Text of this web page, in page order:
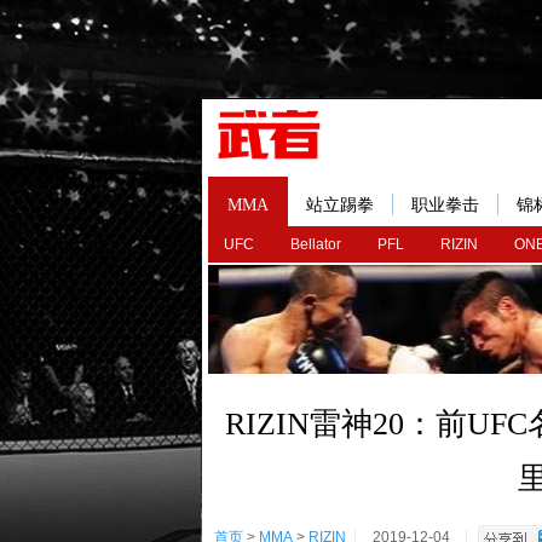
MMA
UFC Bellator PFL RIZIN
站立踢拳 职业拳击 锦
RIZIN雷神20：前UFC
首页 > MMA > RIZIN 2019-12-04